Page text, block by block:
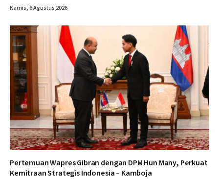
Kamis, 6 Agustus 2026
Pertemuan Wapres Gibran dengan DPM Hun Many, Perkuat
Kemitraan Strategis Indonesia – Kamboja